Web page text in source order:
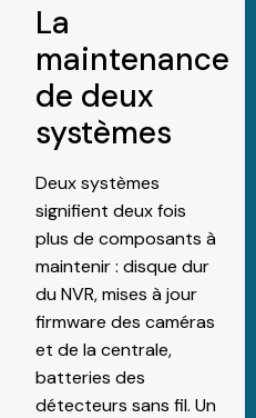
La
maintenance
de deux
systèmes
Deux systèmes
signifient deux fois
plus de composants à
maintenir : disque dur
du NVR, mises à jour
firmware des caméras
et de la centrale,
batteries des
détecteurs sans fil. Un